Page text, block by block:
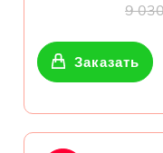
9
Заказать